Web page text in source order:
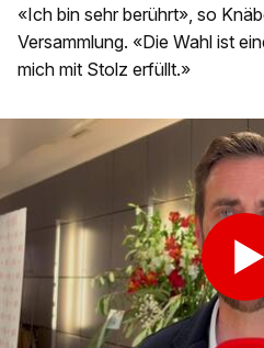
«Ich bin sehr berührt», so
Versammlung. «Die Wahl ist
mich mit Stolz erfüllt.»